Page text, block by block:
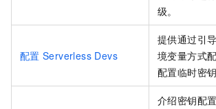
级。
配置 Serverless Devs
提供通过引
境变量方式
配置临时密钥
介绍密钥配